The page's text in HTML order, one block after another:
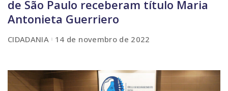
de São Paulo receberam título Maria
Antonieta Guerriero
CIDADANIA 14 de novembro de 2022